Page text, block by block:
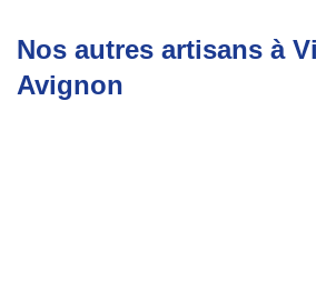
Nos autres artisans à
Avignon